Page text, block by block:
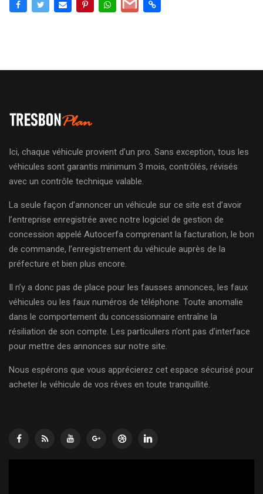
Ici, chaque véhicule provient d’un pro. Sans exception, tous les
véhicules sont garantis minimum 3 mois, contrôlés, révisés
avec un contrôle technique valable.
La seule façon d’annoncer un véhicule sur ce site est d’avoir
l’entreprise enregistrée avec notre logiciel de gestion de
concession appelé Autocerfa comprenant la facturation, le bon
de commande, l’enregistrement du véhicule auprès de la
préfecture et bien plus encore.
Il n’y a donc pas de place pour les fausses annonces, les faux
véhicules ou les faux numéros de téléphone. Toute anomalie
dans le comportement du concessionnaire entraîne la
résiliation de son compte. Les particuliers n’ont pas d’interface
pour mettre des annonces sur notre site.
Nous espérons que vous apprécierez cet espace sécurisé pour
acheter le véhicule de vos rêves en toute tranquillité.